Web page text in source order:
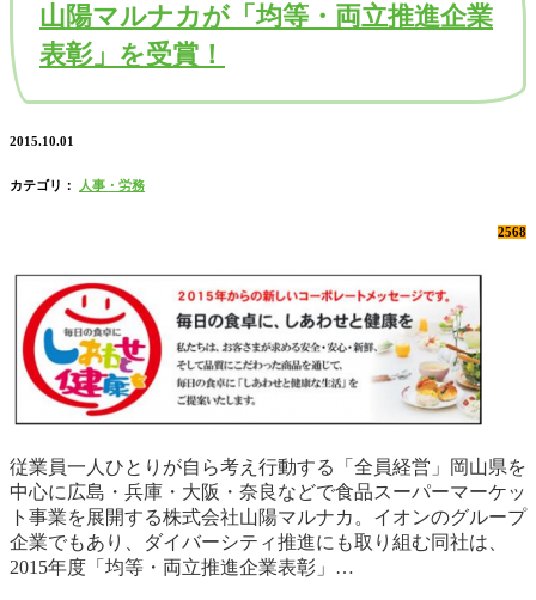
山陽マルナカが「均等・両立推進企業
表彰」を受賞！
2015.10.01
カテゴリ： 人事・労務
2568
従業員一人ひとりが自ら考え行動する「全員経営」岡山県を
中心に広島・兵庫・大阪・奈良などで食品スーパーマーケッ
ト事業を展開する株式会社山陽マルナカ。イオンのグループ
企業でもあり、ダイバーシティ推進にも取り組む同社は、
2015年度「均等・両立推進企業表彰」…